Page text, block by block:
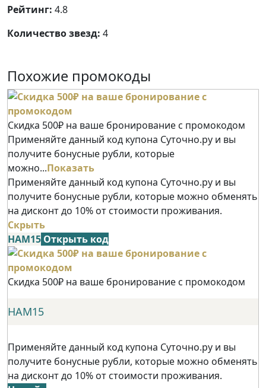
Рейтинг: 4.8
Количество звезд: 4
Похожие промокоды
Скидка 500₽ на ваше бронирование с промокодом
Применяйте данный код купона Суточно.ру и вы
получите бонусные рубли, которые
можно...Показать
Применяйте данный код купона Суточно.ру и вы
получите бонусные рубли, которые можно обменять
на дисконт до 10% от стоимости проживания.
Скрыть
НАМ15 Открыть код
Скидка 500₽ на ваше бронирование с промокодом
НАМ15
Применяйте данный код купона Суточно.ру и вы
получите бонусные рубли, которые можно обменять
на дисконт до 10% от стоимости проживания.